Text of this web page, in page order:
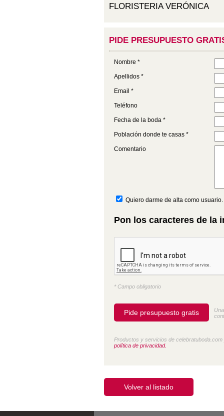
FLORISTERIA VERÓNICA
PIDE PRESUPUESTO
Nombre *
Apellidos *
Email *
Teléfono
Fecha de la boda *
Población donde te casas *
Comentario
Quiero darme de alta como usuario.
Pon los caracteres de la
* Campo obligatorio
Productos y servicios de
política de privacidad.
Volver al listado